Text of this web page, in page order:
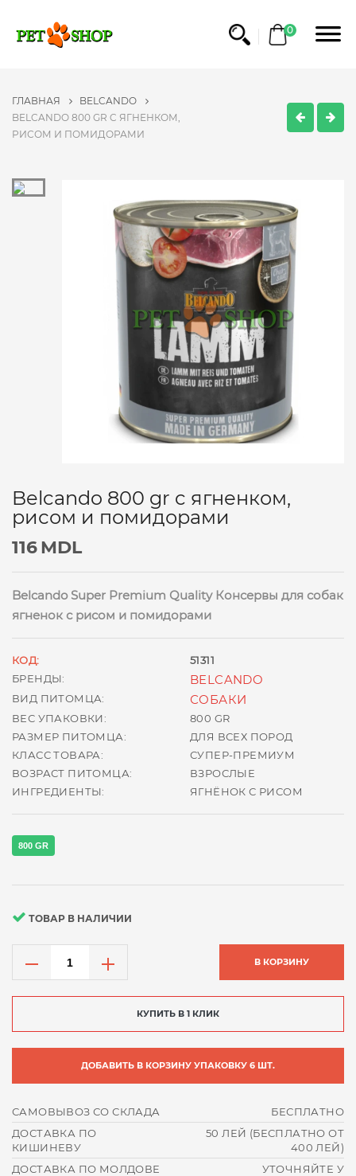
0
ГЛАВНАЯ
BELCANDO
BELCANDO 800 GR C ЯГНЕНКОМ,
РИСОМ И ПОМИДОРАМИ
Belcando 800 gr c ягненком,
рисом и помидорами
116MDL
Belcando Super Premium Quality Консервы для собак
ягненок с рисом и помидорами
КОД:
51311
БРЕНДЫ:
BELCANDO
ВИД ПИТОМЦА: СОБАКИ
ВЕС УПАКОВКИ:
800 GR
РАЗМЕР ПИТОМЦА:
ДЛЯ ВСЕХ ПОРОД
КЛАСС ТОВАРА:
СУПЕР-ПРЕМИУМ
ВОЗРАСТ ПИТОМЦА:
ВЗРОСЛЫЕ
ИНГРЕДИЕНТЫ:
ЯГНЁНОК С РИСОМ
800 GR
ТОВАР В НАЛИЧИИ
В КОРЗИНУ
КУПИТЬ В 1 КЛИК
ДОБАВИТЬ В КОРЗИНУ УПАКОВКУ 6 ШТ.
САМОВЫВОЗ СО СКЛАДА
БЕСПЛАТНО
ДОСТАВКА ПО
КИШИНЕВУ
50 ЛЕЙ (БЕСПЛАТНО ОТ
400 ЛЕЙ)
ДОСТАВКА ПО МОЛДОВЕ
УТОЧНЯЙТЕ У